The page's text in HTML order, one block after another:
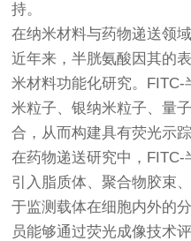
持。
在纳米材料与药物递送领
近年来，半胱氨酸因其的
米材料功能化研究。
米粒子、银纳米粒子、量
合，从而构建具有荧光示
在药物递送研究中，
引入脂质体、聚合物胶束
于监测载体在细胞内外的
员能够通过荧光成像技术